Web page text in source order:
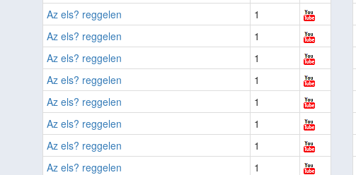
Az els? reggelen
1
Az els? reggelen
1
Az els? reggelen
1
Az els? reggelen
1
Az els? reggelen
1
Az els? reggelen
1
Az els? reggelen
1
Az els? reggelen
1